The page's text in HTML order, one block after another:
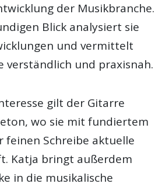
der Musikbranche.
Blick analysiert sie
und vermittelt
verständlich und praxisnah.
gilt der Gitarre
wo sie mit fundiertem
feinen Schreibe aktuelle
Katja bringt außerdem
in die musikalische